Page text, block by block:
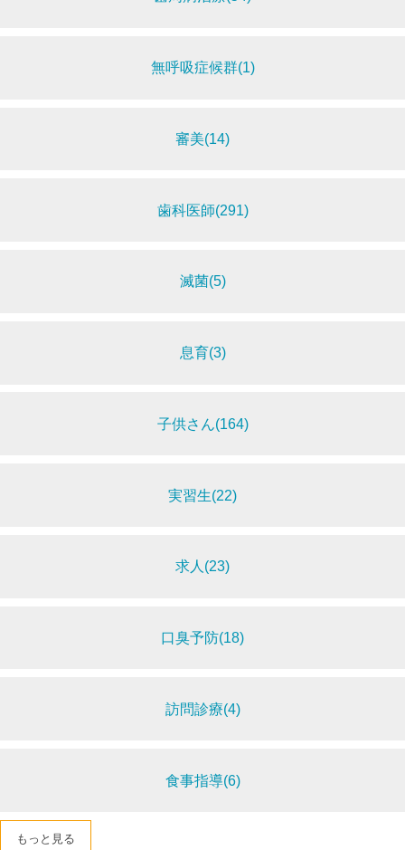
無呼吸症候群(1)
審美(14)
歯科医師(291)
滅菌(5)
息育(3)
子供さん(164)
実習生(22)
求人(23)
口臭予防(18)
訪問診療(4)
食事指導(6)
もっと見る